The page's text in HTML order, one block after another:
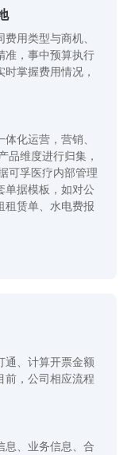
用类型与商机、
准，事中预算执行
掌握费用情况，
化运营，营销、
品维度进行归集，
可孚医疗内部管理
单据模板，如对公
租赁单、水电费报
通、计算开票金额
前，公司相应流程
息、业务信息、合